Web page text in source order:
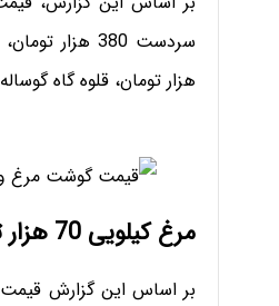
هزار تومان، قلوه گاه گوساله 280 هزار تومان و دنبه گوسفندی 250 هزار تومان به فروش می رود.
مرغ کیلویی 70 هزار تومان